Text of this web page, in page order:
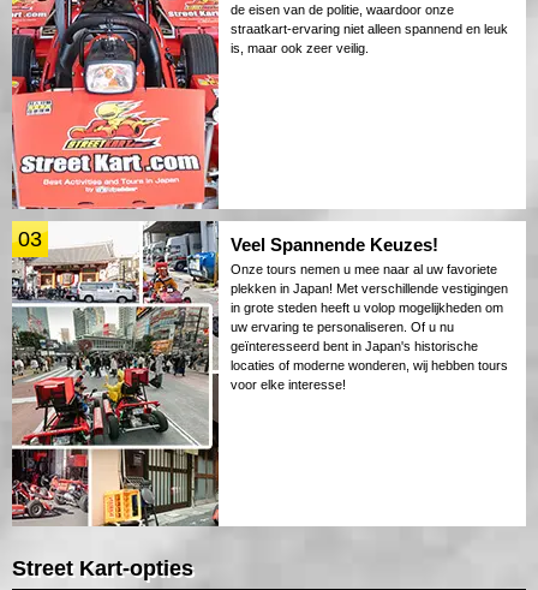
de eisen van de politie, waardoor onze
straatkart-ervaring niet alleen spannend en leuk
is, maar ook zeer veilig.
03 Veel Spannende Keuzes!
Onze tours nemen u mee naar al uw favoriete
plekken in Japan! Met verschillende vestigingen
in grote steden heeft u volop mogelijkheden om
uw ervaring te personaliseren. Of u nu
geïnteresseerd bent in Japan's historische
locaties of moderne wonderen, wij hebben tours
voor elke interesse!
Street Kart-opties